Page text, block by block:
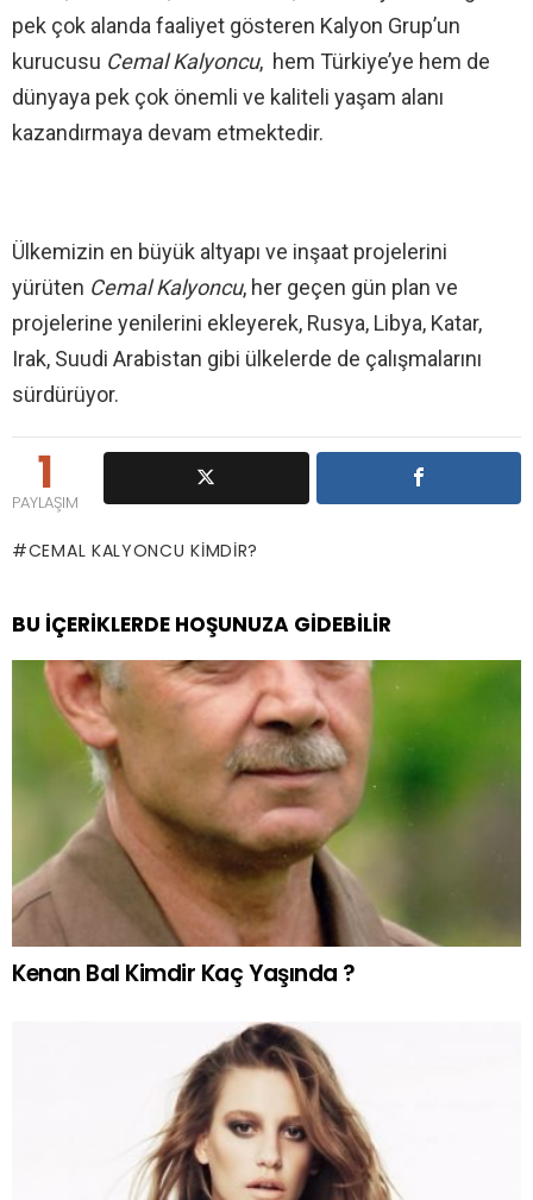
pek çok alanda faaliyet gösteren Kalyon Grup’un
kurucusu Cemal Kalyoncu, hem Türkiye’ye hem de
dünyaya pek çok önemli ve kaliteli yaşam alanı
kazandırmaya devam etmektedir.
Ülkemizin en büyük altyapı ve inşaat projelerini
yürüten Cemal Kalyoncu, her geçen gün plan ve
projelerine yenilerini ekleyerek, Rusya, Libya, Katar,
Irak, Suudi Arabistan gibi ülkelerde de çalışmalarını
sürdürüyor.
1
PAYLAŞIM
CEMAL KALYONCU KIMDIR?
BU İÇERIKLERDE HOŞUNUZA GIDEBILIR
Kenan Bal Kimdir Kaç Yaşında ?